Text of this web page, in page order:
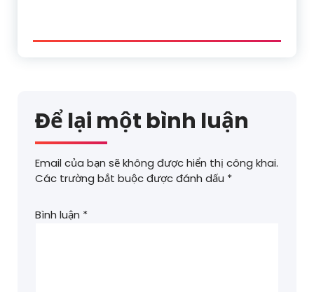
Để lại một bình luận
Email của bạn sẽ không được hiển thị công khai.
Các trường bắt buộc được đánh dấu *
Bình luận *